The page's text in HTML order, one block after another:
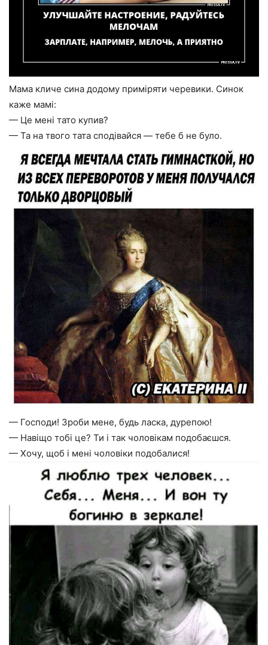
Мама кличе сина додому приміряти черевики. Синок
каже мамі:
— Це мені тато купив?
— Та на твого тата сподівайся — тебе б не було.
— Господи! Зроби мене, будь ласка, дурепою!
— Навіщо тобі це? Ти і так чоловікам подобаєшся.
— Хочу, щоб і мені чоловіки подобалися!